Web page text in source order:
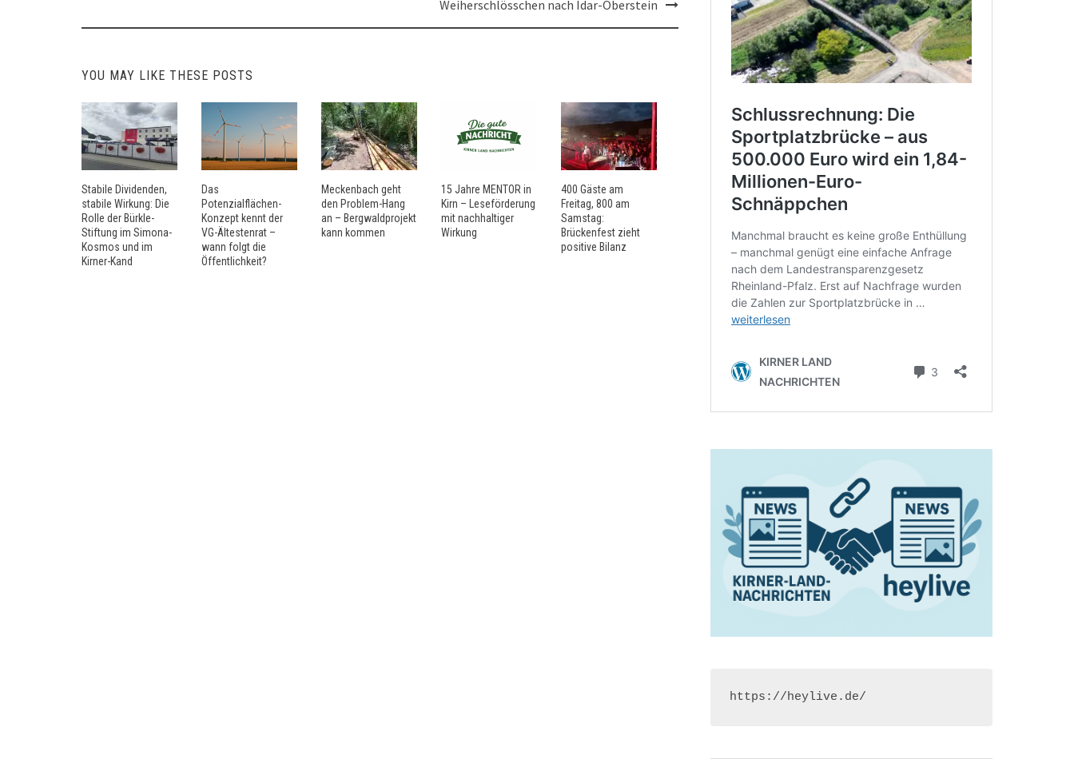
Weiherschlösschen nach Idar-Oberstein
YOU MAY LIKE THESE POSTS
Stabile Dividenden,
stabile Wirkung: Die
Rolle der Bürkle-
Stiftung im Simona-
Kosmos und im
Kirner-Kand
Das
Potenzialflächen-
Konzept kennt der
VG-Ältestenrat –
wann folgt die
Öffentlichkeit?
Meckenbach geht
den Problem-Hang
an – Bergwaldprojekt
kann kommen
15 Jahre MENTOR in
Kirn – Leseförderung
mit nachhaltiger
Wirkung
400 Gäste am
Freitag, 800 am
Samstag:
Brückenfest zieht
positive Bilanz
https://heylive.de/